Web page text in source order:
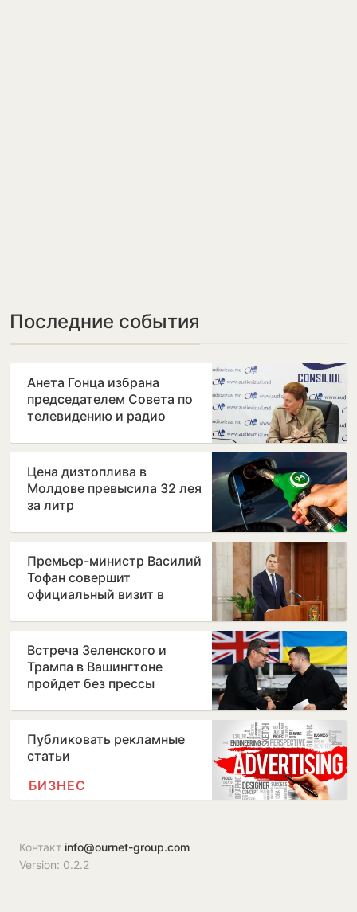
Последние события
Анета Гонца избрана
председателем Совета по
телевидению и радио
Вицу
Цена дизтоплива в
Молдове превысила 32 лея
за литр
Премьер-министр Василий
Тофан совершит
официальный визит в
Встреча Зеленского и
Трампа в Вашингтоне
пройдет без прессы
Публиковать рекламные
статьи
БИЗНЕС
Контакт info@ournet-group.com
Version: 0.2.2